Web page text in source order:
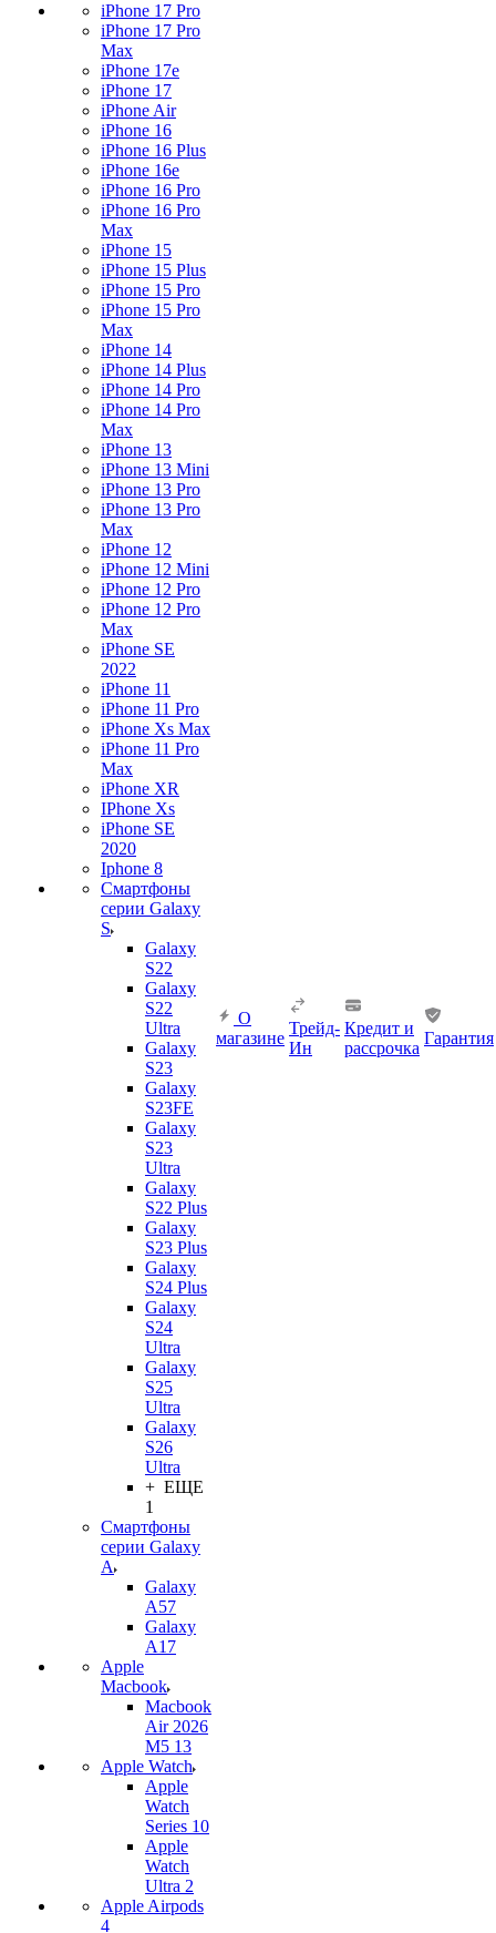
iPhone 17 Pro
iPhone 17 Pro
Max
iPhone 17e
iPhone 17
iPhone Air
iPhone 16
iPhone 16 Plus
iPhone 16e
iPhone 16 Pro
iPhone 16 Pro
Max
iPhone 15
iPhone 15 Plus
iPhone 15 Pro
iPhone 15 Pro
Max
iPhone 14
iPhone 14 Plus
iPhone 14 Pro
iPhone 14 Pro
Max
iPhone 13
iPhone 13 Mini
iPhone 13 Pro
iPhone 13 Pro
Max
iPhone 12
iPhone 12 Mini
iPhone 12 Pro
iPhone 12 Pro
Max
iPhone SE
2022
iPhone 11
iPhone 11 Pro
iPhone Xs Max
iPhone 11 Pro
Max
iPhone XR
IPhone Xs
iPhone SE
2020
Iphone 8
Смартфоны
серии Galaxy
S
Galaxy
S22
Galaxy
S22
Ultra
Galaxy
S23
Galaxy
S23FE
Galaxy
S23
Ultra
Galaxy
S22 Plus
Galaxy
S23 Plus
Galaxy
S24 Plus
Galaxy
S24
Ultra
Galaxy
S25
Ultra
Galaxy
S26
Ultra
+ ЕЩЕ
1
Смартфоны
серии Galaxy
A
Galaxy
A57
Galaxy
A17
Apple
Macbook
Macbook
Air 2026
M5 13
Apple Watch
Apple
Watch
Series 10
Apple
Watch
Ultra 2
Apple Airpods
4
О
магазине
Трейд-
Ин
Кредит и
рассрочка
Гарантия